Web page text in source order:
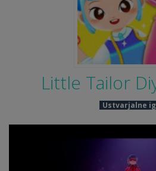
Little Tailor
Ustvarjalne